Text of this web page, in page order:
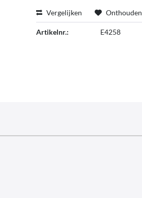
Vergelijken Onthouden
Artikelnr.: E4258